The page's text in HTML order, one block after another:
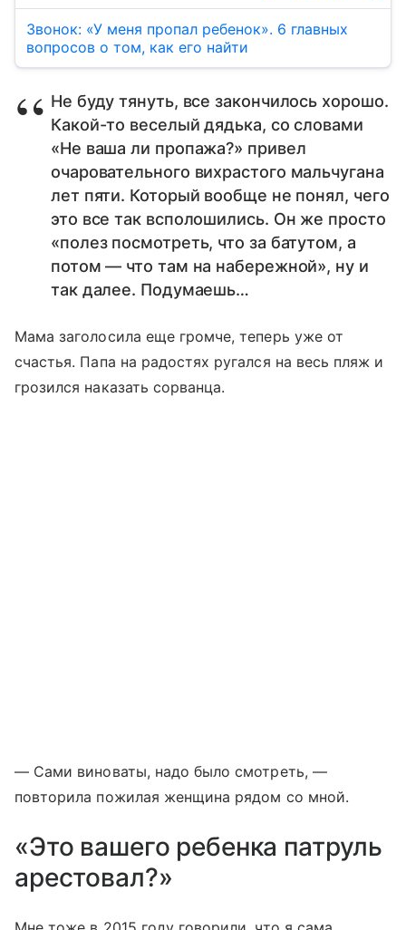
Звонок: «У меня пропал ребенок». 6 главных
вопросов о том, как его найти
Не буду тянуть, все закончилось хорошо.
Какой-то веселый дядька, со словами
«Не ваша ли пропажа?» привел
очаровательного вихрастого мальчугана
лет пяти. Который вообще не понял, чего
это все так всполошились. Он же просто
«полез посмотреть, что за батутом, а
потом — что там на набережной», ну и
так далее. Подумаешь…
Мама заголосила еще громче, теперь уже от
счастья. Папа на радостях ругался на весь пляж и
грозился наказать сорванца.
— Сами виноваты, надо было смотреть, —
повторила пожилая женщина рядом со мной.
«Это вашего ребенка патруль
арестовал?»